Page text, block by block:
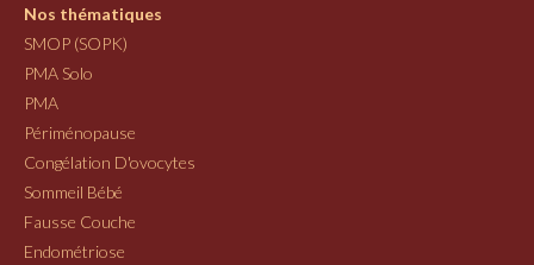
Nos thématiques
SMOP (SOPK)
PMA Solo
PMA
Périménopause
Congélation D'ovocytes
Sommeil Bébé
Fausse Couche
Endométriose